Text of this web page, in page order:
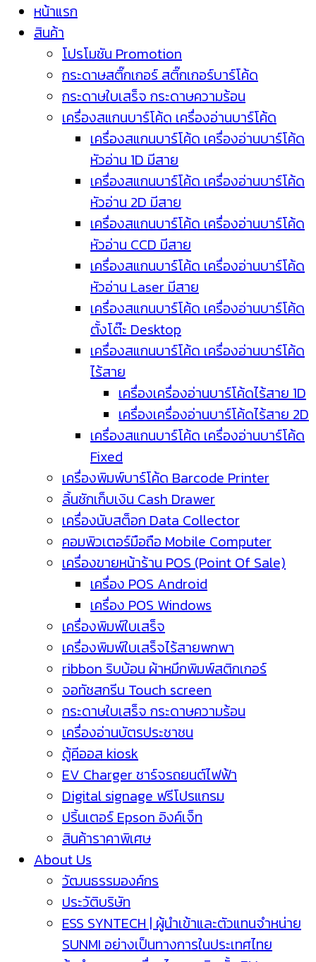
หน้าแรก
สินค้า
โปรโมชัน Promotion
กระดาษสติ๊กเกอร์ สติ๊กเกอร์บาร์โค้ด
กระดาษใบเสร็จ กระดาษความร้อน
เครื่องสแกนบาร์โค้ด เครื่องอ่านบาร์โค้ด
เครื่องสแกนบาร์โค้ด เครื่องอ่านบาร์โค้ด
หัวอ่าน 1D มีสาย
เครื่องสแกนบาร์โค้ด เครื่องอ่านบาร์โค้ด
หัวอ่าน 2D มีสาย
เครื่องสแกนบาร์โค้ด เครื่องอ่านบาร์โค้ด
หัวอ่าน CCD มีสาย
เครื่องสแกนบาร์โค้ด เครื่องอ่านบาร์โค้ด
หัวอ่าน Laser มีสาย
เครื่องสแกนบาร์โค้ด เครื่องอ่านบาร์โค้ด
ตั้งโต๊ะ Desktop
เครื่องสแกนบาร์โค้ด เครื่องอ่านบาร์โค้ด
ไร้สาย
เครื่องเครื่องอ่านบาร์โค้ดไร้สาย 1D
เครื่องเครื่องอ่านบาร์โค้ดไร้สาย 2D
เครื่องสแกนบาร์โค้ด เครื่องอ่านบาร์โค้ด
Fixed
เครื่องพิมพ์บาร์โค้ด Barcode Printer
ลิ้นชักเก็บเงิน Cash Drawer
เครื่องนับสต็อก Data Collector
คอมพิวเตอร์มือถือ Mobile Computer
เครื่องขายหน้าร้าน POS (Point Of Sale)
เครื่อง POS Android
เครื่อง POS Windows
เครื่องพิมพ์ใบเสร็จ
เครื่องพิมพ์ใบเสร็จไร้สายพกพา
ribbon ริบบ้อน ผ้าหมึกพิมพ์สติกเกอร์
จอทัชสกรีน Touch screen
กระดาษใบเสร็จ กระดาษความร้อน
เครื่องอ่านบัตรประชาชน
ตู้คีออส kiosk
EV Charger ชาร์จรถยนต์ไฟฟ้า
Digital signage ฟรีโปรแกรม
ปริ้นเตอร์ Epson อิงค์เจ็ท
สินค้าราคาพิเศษ
About Us
วัฒนธรรมองค์กร
ประวัติบริษัท
ESS SYNTECH | ผู้นำเข้าและตัวแทนจำหน่าย
SUNMI อย่างเป็นทางการในประเทศไทย